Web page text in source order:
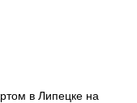
в Липецке на